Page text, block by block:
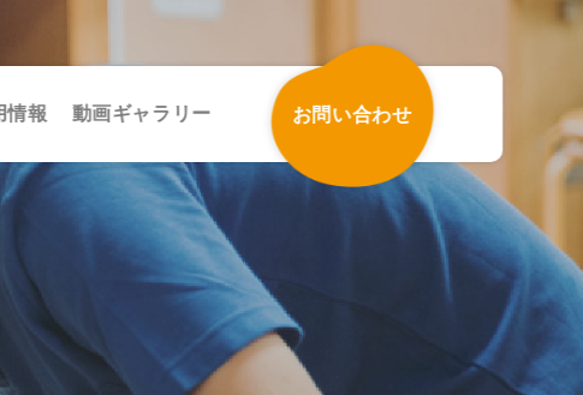
情報 動画ギャラリー お問い合わせ